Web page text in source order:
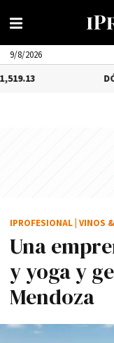
9/8/2026
Una
y yoga y
Mendoza
IPROFESIONAL VINOS